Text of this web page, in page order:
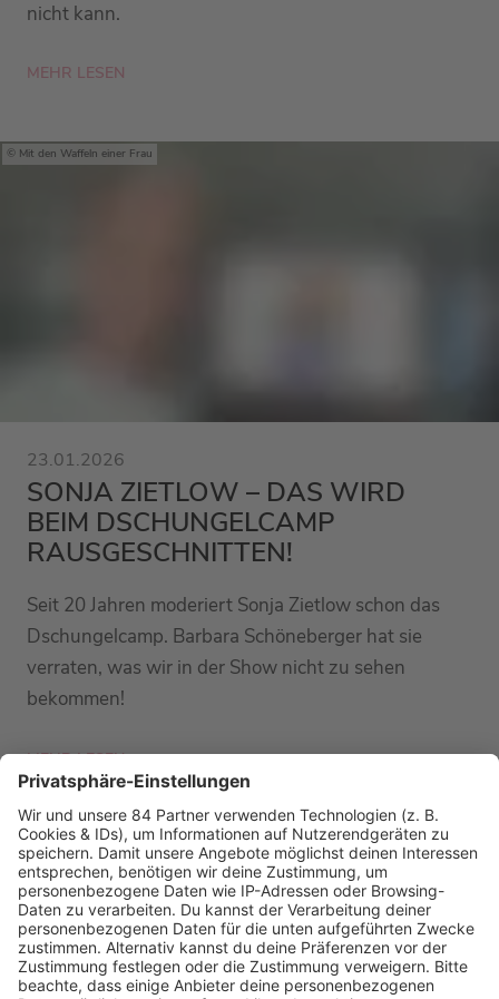
nicht kann.
MEHR LESEN
Mit den Waffeln einer Frau
23.01.2026
SONJA ZIETLOW – DAS WIRD
BEIM DSCHUNGELCAMP
RAUSGESCHNITTEN!
Seit 20 Jahren moderiert Sonja Zietlow schon das
Dschungelcamp. Barbara Schöneberger hat sie
verraten, was wir in der Show nicht zu sehen
bekommen!
MEHR LESEN
PODCAST-GÄSTE: MEHR NEWS